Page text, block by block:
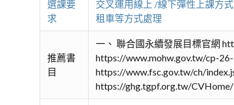
選課要
求
交叉運用線上 /線下彈性上課方
租車等方式處理
推薦書
目
一、 聯合國永續發展目標官網
https://www.mohw.gov.tw/cp-
https://www.fsc.gov.tw/ch/
https://ghg.tgpf.org.tw/CVHome/